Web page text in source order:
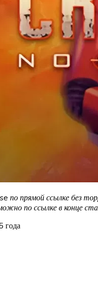
прямой ссылке без
по ссылке в конце
года